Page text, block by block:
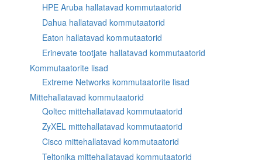
HPE Aruba hallatavad kommutaatorid
Dahua hallatavad kommutaatorid
Eaton hallatavad kommutaatorid
Erinevate tootjate hallatavad kommutaatorid
Kommutaatorite lisad
Extreme Networks kommutaatorite lisad
Mittehallatavad kommutaatorid
Qoltec mittehallatavad kommutaatorid
ZyXEL mittehallatavad kommutaatorid
Cisco mittehallatavad kommutaatorid
Teltonika mittehallatavad kommutaatorid